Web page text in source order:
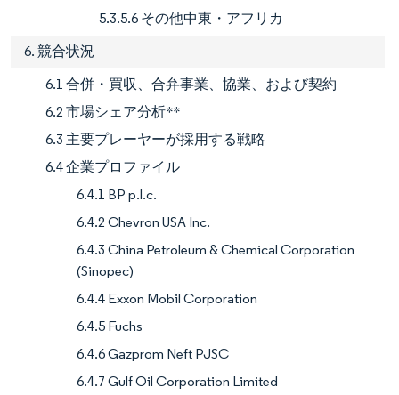
5.3.5.6 その他中東・アフリカ
6. 競合状況
6.1 合併・買収、合弁事業、協業、および契約
6.2 市場シェア分析**
6.3 主要プレーヤーが採用する戦略
6.4 企業プロファイル
6.4.1 BP p.l.c.
6.4.2 Chevron USA Inc.
6.4.3 China Petroleum & Chemical Corporation
(Sinopec)
6.4.4 Exxon Mobil Corporation
6.4.5 Fuchs
6.4.6 Gazprom Neft PJSC
6.4.7 Gulf Oil Corporation Limited